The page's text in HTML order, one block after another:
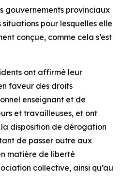
gouvernements provinciaux
pour lesquelles elle
conçue, comme cela s’est
ont affirmé leur
faveur des droits
enseignant et de
et travailleuses, et ont
disposition de dérogation
de passer outre aux
matière de liberté
collective, ainsi qu’au